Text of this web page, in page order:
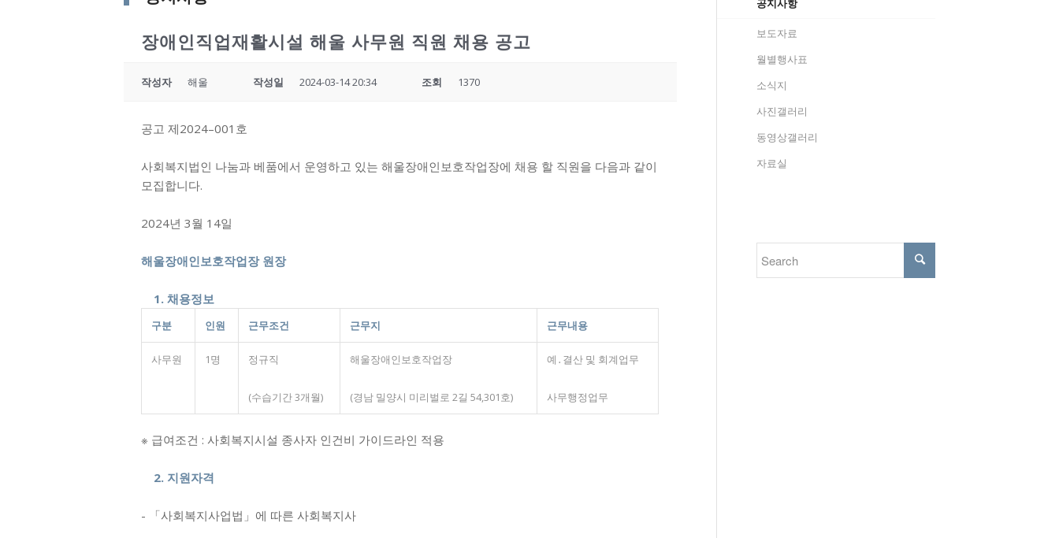
장애인직업재활시설 해울 사무원 직원 채용 공고
작성자 해울 작성일 2024-03-14 20:34 조회 1370
공고 제2024–001호
사회복지법인 나눔과 베품에서 운영하고 있는 해울장애인보호작업장에 채용 할 직원을 다음과 같이
모집합니다.
2024년 3월 14일
해울장애인보호작업장 원장
1. 채용정보
구분 인원 근무조건 근무지 근무내용
사무원 1명 정규직
(수습기간 3개월)
해울장애인보호작업장
(경남 밀양시 미리벌로 2길 54,301호)
예․결산 및 회계업무
사무행정업무
※ 급여조건 : 사회복지시설 종사자 인건비 가이드라인 적용
2. 지원자격
- 「사회복지사업법」에 따른 사회복지사
보도자료
월별행사표
소식지
사진갤러리
동영상갤러리
자료실